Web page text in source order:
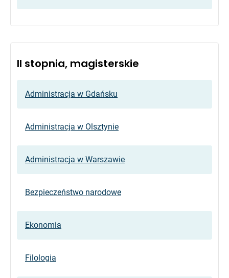
II stopnia, magisterskie
Administracja w Gdańsku
Administracja w Olsztynie
Administracja w Warszawie
Bezpieczeństwo narodowe
Ekonomia
Filologia